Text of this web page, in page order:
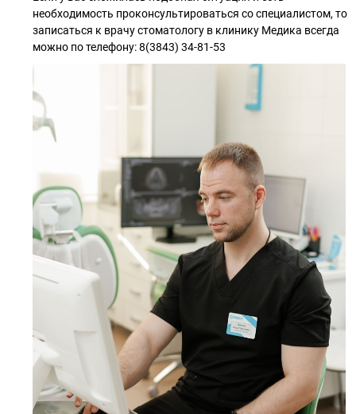
необходимость проконсультироваться со специалистом, то
записаться к врачу стоматологу в клинику Медика всегда
можно по телефону: 8(3843) 34-81-53